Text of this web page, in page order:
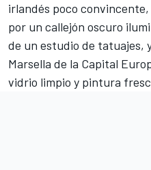
irlandés poco
por un callejón oscuro
de un estudio de tatuajes,
Marsella de la Capital
vidrio limpio y pintura